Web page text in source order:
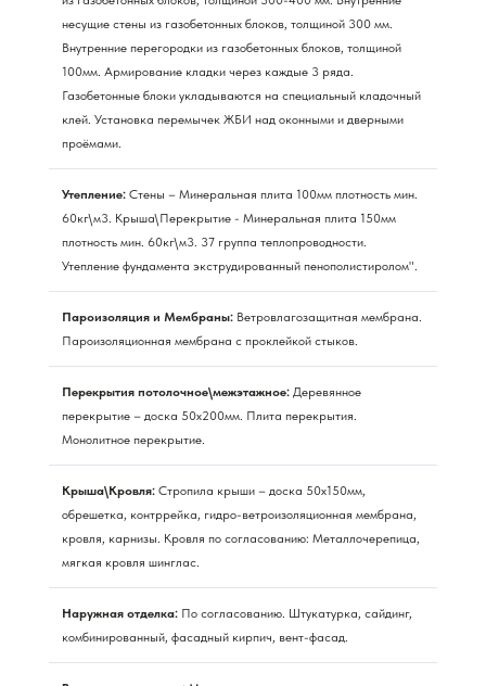
несущие стены из газобетонных блоков, толщиной 300 мм.
Внутренние перегородки из газобетонных блоков, толщиной
100мм. Армирование кладки через каждые 3 ряда.
Газобетонные блоки укладываются на специальный кладочный
клей. Установка перемычек ЖБИ над оконными и дверными
проёмами.
Утепление: Стены – Минеральная плита 100мм плотность мин.
60кг\м3. Крыша\Перекрытие - Минеральная плита 150мм
плотность мин. 60кг\м3. 37 группа теплопроводности.
Утепление фундамента экструдированный пенополистиролом".
Пароизоляция и Мембраны: Ветровлагозащитная мембрана.
Пароизоляционная мембрана с проклейкой стыков.
Перекрытия потолочное\межэтажное: Деревянное
перекрытие – доска 50х200мм. Плита перекрытия.
Монолитное перекрытие.
Крыша\Кровля: Стропила крыши – доска 50х150мм,
обрешетка, контррейка, гидро-ветроизоляционная мембрана,
кровля, карнизы. Кровля по согласованию: Металлочерепица,
мягкая кровля шинглас.
Наружная отделка: По согласованию. Штукатурка, сайдинг,
комбинированный, фасадный кирпич, вент-фасад.